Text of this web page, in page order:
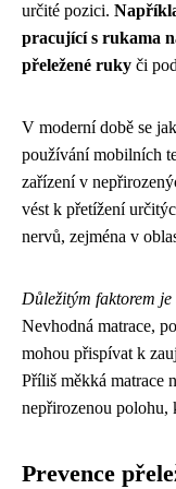
určité pozici.
pracující s rukama
přeležené ruky či
V moderní době se
používání mobilních
zařízení v
vést k přetížení
nervů, zejména v
Důležitým faktorem
Nevhodná matrace,
mohou přispívat k
Příliš měkká matrace
nepřirozenou polohu,
Prevence